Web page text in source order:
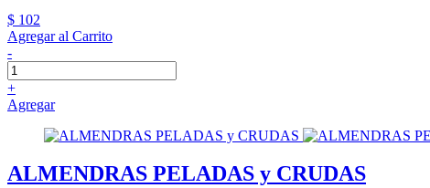
$ 102
Agregar al Carrito
-
+
Agregar
ALMENDRAS PELADAS y CRUDAS